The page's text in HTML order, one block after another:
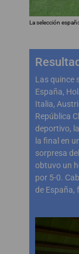
La selección
Las quince
España,
Italia,
República
deportivo,
la final en
sorpresa
obtuvo un
por 5-0.
de España,